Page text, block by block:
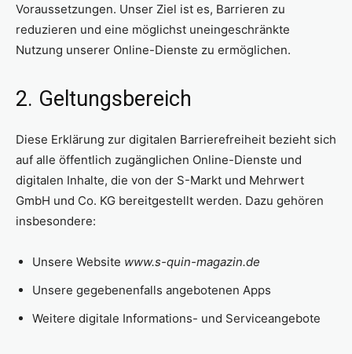
Voraussetzungen. Unser Ziel ist es, Barrieren zu
reduzieren und eine möglichst uneingeschränkte
Nutzung unserer Online-Dienste zu ermöglichen.
2. Geltungsbereich
Diese Erklärung zur digitalen Barrierefreiheit bezieht sich
auf alle öffentlich zugänglichen Online-Dienste und
digitalen Inhalte, die von der S-Markt und Mehrwert
GmbH und Co. KG bereitgestellt werden. Dazu gehören
insbesondere:
Unsere Website www.s-quin-magazin.de
Unsere gegebenenfalls angebotenen Apps
Weitere digitale Informations- und Serviceangebote